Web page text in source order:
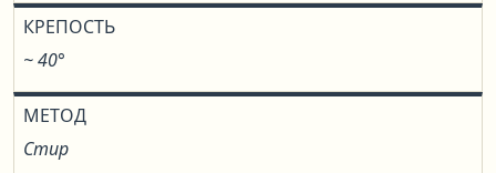
КРЕПОСТЬ
~ 40°
МЕТОД
Стир